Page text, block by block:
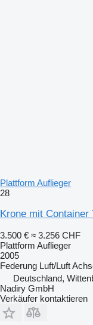
Plattform Auflieger
28
Krone mit Container
3.500 € ≈ 3.256 CHF
Plattform Auflieger
2005
Federung Luft/Luft
Deutschland,
Nadiry GmbH
Verkäufer kontaktieren